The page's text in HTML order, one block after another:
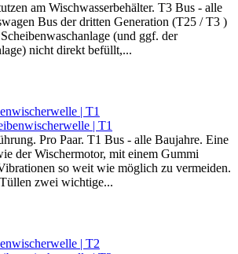
am Wischwasserbehälter. T3 Bus - alle
Bus der dritten Generation (T25 / T3 )
(und ggf. der
nicht direkt befüllt,...
| T1
Pro Paar. T1 Bus - alle Baujahre. Eine
der Wischermotor, mit einem Gummi
so weit wie möglich zu vermeiden.
zwei wichtige...
| T2